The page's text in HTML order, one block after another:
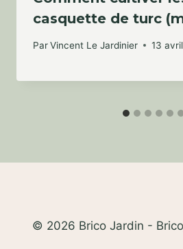
casquette de turc
ParVincent Le Jardinier 13
© 2026 Brico Jardin -